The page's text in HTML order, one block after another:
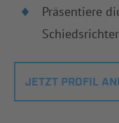
Präsentiere
Schiedsrichter
JETZT PROFIL